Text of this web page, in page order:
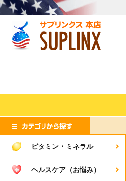
ビタミン・ミネラル
ヘルスケア（お悩み）